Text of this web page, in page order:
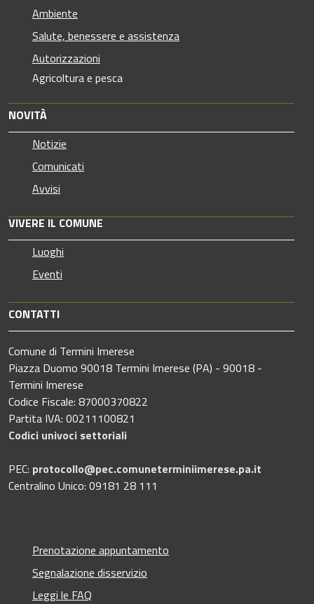
Ambiente
Salute, benessere e assistenza
Autorizzazioni
Agricoltura e pesca
NOVITÀ
Notizie
Comunicati
Avvisi
VIVERE IL COMUNE
Luoghi
Eventi
CONTATTI
Comune di Termini Imerese
Piazza Duomo 90018 Termini Imerese (PA) - 90018 -
Termini Imerese
Codice Fiscale: 87000370822
Partita IVA: 00211100821
Codici univoci settoriali
PEC: protocollo@pec.comuneterminiimerese.pa.it
Centralino Unico: 09181 28 111
Prenotazione appuntamento
Segnalazione disservizio
Leggi le FAQ